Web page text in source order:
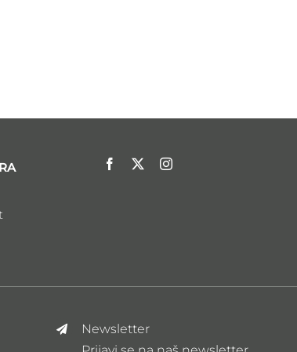
Newsletter